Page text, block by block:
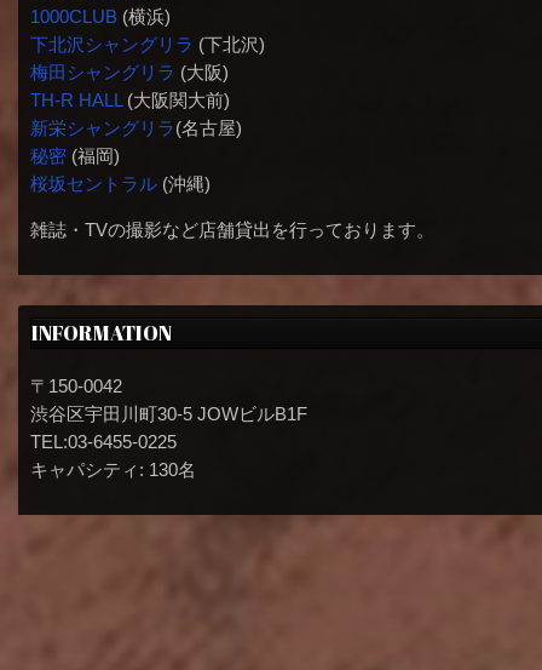
1000CLUB(横浜)
下北沢シャングリラ (下北沢)
梅田シャングリラ (大阪)
TH-R HALL(大阪関大前)
新栄シャングリラ(名古屋)
秘密(福岡)
桜坂セントラル(沖縄)
雑誌・TVの撮影など店舗貸出を行っております。
INFORMATION
〒150-0042
渋谷区宇田川町30-5 JOWビルB1F
TEL:03-6455-0225
キャパシティ: 130名